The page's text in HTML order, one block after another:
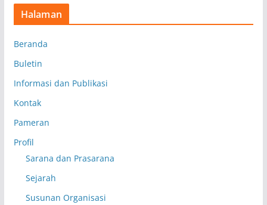
Halaman
Beranda
Buletin
Informasi dan Publikasi
Kontak
Pameran
Profil
Sarana dan Prasarana
Sejarah
Susunan Organisasi